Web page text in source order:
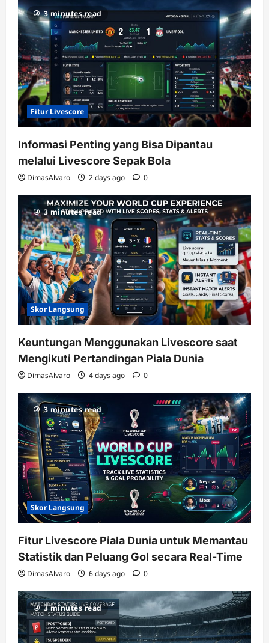
RTP
terupdate
3 minutes read
Fitur Livescore
Informasi Penting yang Bisa Dipantau
melalui Livescore Sepak Bola
DimasAlvaro 2 days ago 0
3 minutes read
Skor Langsung
Keuntungan Menggunakan Livescore saat
Mengikuti Pertandingan Piala Dunia
DimasAlvaro 4 days ago 0
3 minutes read
Skor Langsung
Fitur Livescore Piala Dunia untuk Memantau
Statistik dan Peluang Gol secara Real-Time
DimasAlvaro 6 days ago 0
3 minutes read